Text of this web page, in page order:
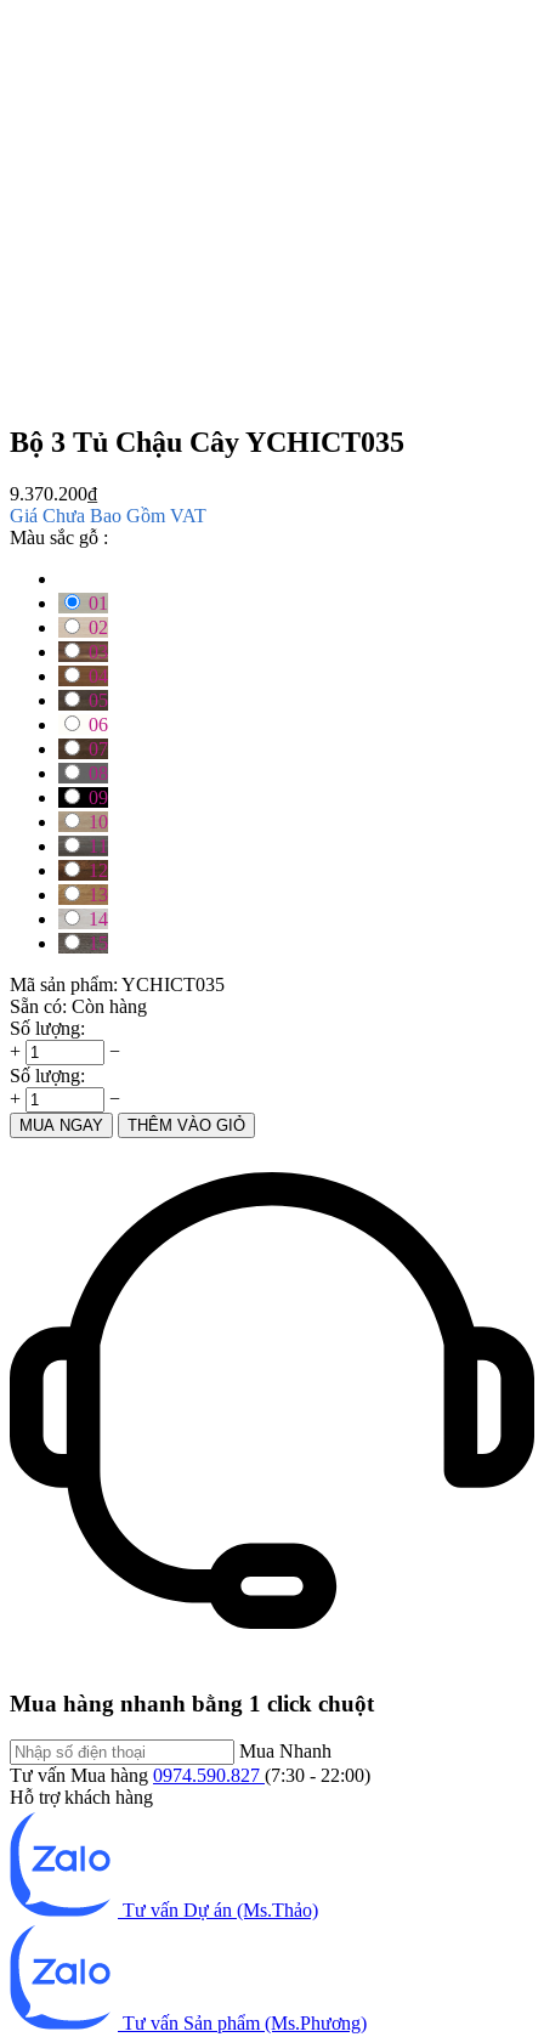
Bộ 3 Tủ Chậu Cây YCHICT035
9.370.200₫
Giá Chưa Bao Gồm VAT
Màu sắc gỗ :
01
02
03
04
05
06
07
08
09
10
11
12
13
14
15
Mã sản phẩm: YCHICT035
Sẵn có: Còn hàng
Số lượng:
+
−
Số lượng:
+
−
MUA NGAY THÊM VÀO GIỎ
Mua hàng nhanh bằng 1 click chuột
Mua Nhanh
Tư vấn Mua hàng 0974.590.827 (7:30 - 22:00)
Hỗ trợ khách hàng
Tư vấn Dự án (Ms.Thảo)
Tư vấn Sản phẩm (Ms.Phương)